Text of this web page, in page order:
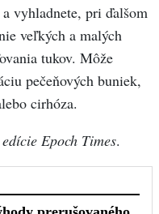
vyhladnete, pri ďalšom
veľkých a malých
tukov. Môže
pečeňových buniek,
cirhóza.
Epoch Times.